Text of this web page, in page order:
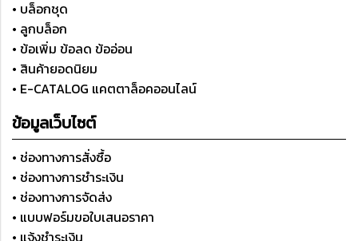
• บล็อกชุด
• ลูกบล็อก
• ข้อเพิ่ม ข้อลด ข้ออ่อน
• สินค้ายอดนิยม
• E-CATALOG แคตตาล็อคออนไลน์
ข้อมูลเว็บไซต์
• ช่องทางการสั่งซื้อ
• ช่องทางการชำระเงิน
• ช่องทางการจัดส่ง
• แบบฟอร์มขอใบเสนอราคา
• แจ้งชำระเงิน